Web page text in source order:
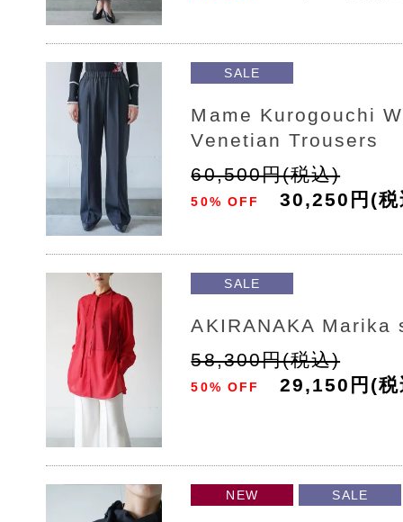
SALE
Mame Kurogouchi
Venetian Trousers
60,500円(税込)
50% OFF 30,250円(
SALE
AKIRANAKA
58,300円(税込)
50% OFF 29,150円(
NEW SALE